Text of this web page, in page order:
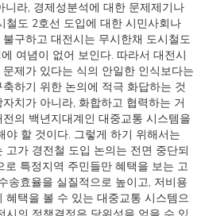
니라, 경제성분석에 대한 문제제기나
철도 2호선 도입에 대한 시민사회나
구하고 대전시는 무시한채 도시철도
여념이 없어 보인다. 따라서 대전시
제가 있다는 식의 안일한 인식보다는
하기 위한 논의에 적극 화답하는 것
치가 아니라, 화합하고 협력하는 거
의 백년지대계인 대중교통 시스템을
야 할 것이다. 그렇게 하기 위해서는
고가 경전철 도입 논의는 전면 중단되
로 특정지역 주민들만 혜택을 보는 고
송효율을 실질적으로 높이고, 저비용
혜택을 볼 수 있는 대중교통 시스템으